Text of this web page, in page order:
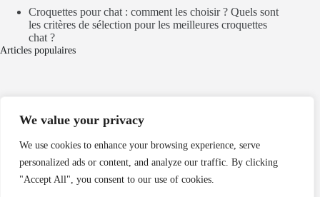
We value your privacy
We use cookies to enhance your browsing experience, serve
personalized ads or content, and analyze our traffic. By clicking
"Accept All", you consent to our use of cookies.
Croquettes pour chat : comment les choisir ? Quels sont
les critères de sélection pour les meilleures croquettes
chat ?
Articles populaires
Politique de cookies
Nos partenaires
dordogne chalet